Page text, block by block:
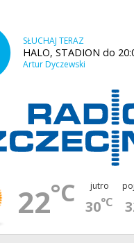
SŁUCHAJ TERAZ
HALO, STADION do
Artur Dyczewski
22°C jutro
30°C